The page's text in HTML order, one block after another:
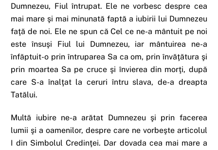
Dumnezeu, Fiul întrupat. Ele ne vorbesc despre cea
mai mare şi mai minunată faptă a iubirii lui Dumnezeu
faţă de noi. Ele ne spun că Cel ce ne-a mântuit pe noi
este însuşi Fiul lui Dumnezeu, iar mântuirea ne-a
înfăptuit-o prin întruparea Sa ca om, prin învăţătura şi
prin moartea Sa pe cruce şi învierea din morţi, după
care S-a înalţat la ceruri întru slava, de-a dreapta
Tatălui.
Multă iubire ne-a arătat Dumnezeu şi prin facerea
lumii şi a oamenilor, despre care ne vorbeşte articolul
I din Simbolul Credinţei. Dar dovada cea mai mare a